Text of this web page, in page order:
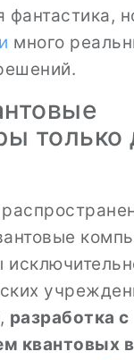
фантастика,
много
только
разработка с
квантовых